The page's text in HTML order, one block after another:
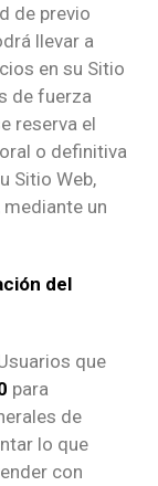
de previo
llevar a
en su Sitio
de fuerza
reserva el
o definitiva
Sitio Web,
un
del
que
para
de
lo que
con